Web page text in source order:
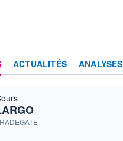
ACTUALITÉS ANALYSES